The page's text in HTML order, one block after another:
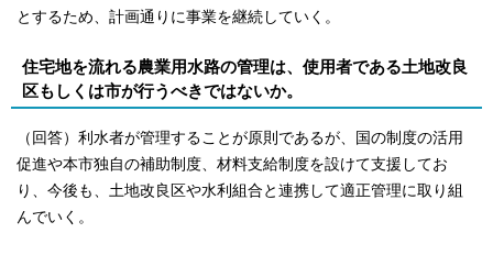
とするため、計画通りに事業を継続していく。
住宅地を流れる農業用水路の管理は、使用者である土地改良
区もしくは市が行うべきではないか。
（回答）利水者が管理することが原則であるが、国の制度の活用
促進や本市独自の補助制度、材料支給制度を設けて支援してお
り、今後も、土地改良区や水利組合と連携して適正管理に取り組
んでいく。